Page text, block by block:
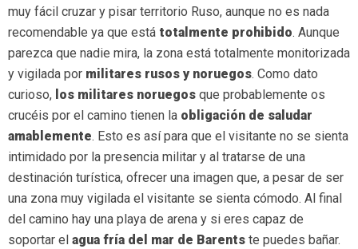
muy fácil cruzar y pisar territorio Ruso, aunque no es nada
recomendable ya que está totalmente prohibido. Aunque
parezca que nadie mira, la zona está totalmente monitorizada
y vigilada por militares rusos y noruegos. Como dato
curioso, los militares noruegos que probablemente os
crucéis por el camino tienen la obligación de saludar
amablemente. Esto es así para que el visitante no se sienta
intimidado por la presencia militar y al tratarse de una
destinación turística, ofrecer una imagen que, a pesar de ser
una zona muy vigilada el visitante se sienta cómodo. Al final
del camino hay una playa de arena y si eres capaz de
soportar el agua fría del mar de Barents te puedes bañar.